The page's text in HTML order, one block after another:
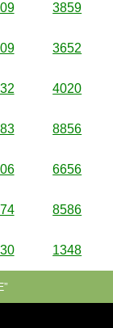
3859
3652
4020
8856
6656
8586
1348